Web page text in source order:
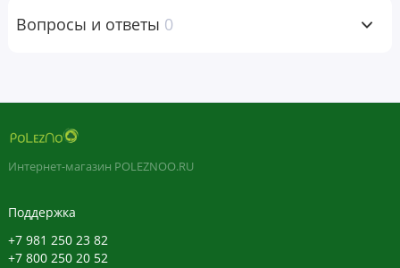
Вопросы и ответы 0
Интернет-магазин POLEZNOO.RU
Поддержка
+7 981 250 23 82
+7 800 250 20 52